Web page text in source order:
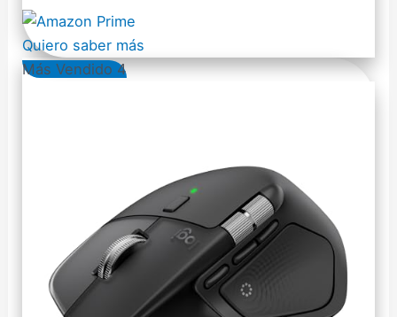
Quiero saber más
Más Vendido 4